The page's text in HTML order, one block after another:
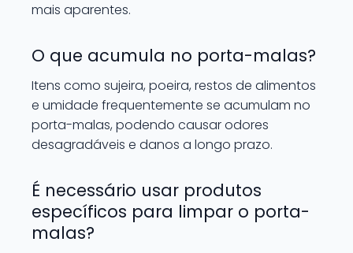
mais aparentes.
O que acumula no porta-malas?
Itens como sujeira, poeira, restos de alimentos
e umidade frequentemente se acumulam no
porta-malas, podendo causar odores
desagradáveis e danos a longo prazo.
É necessário usar produtos
específicos para limpar o porta-
malas?